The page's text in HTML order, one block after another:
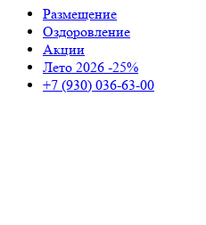
Размещение
Оздоровление
Акции
Лето 2026 -25%
+7 (930) 036-63-00